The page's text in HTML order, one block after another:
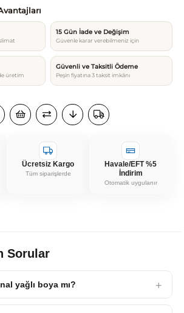
15 Gün İade ve Değişim
Güvenle karar verebilmeniz için
üretim
Güvenli ve Taksitli Ödeme
Peşin fiyatına 3 taksit imkânı
Ücretsiz Kargo
Tüm siparişlerde
Havale/EFT %5
İndirim
Otomatik uygulanır
Sorular
yağlı boya mı?